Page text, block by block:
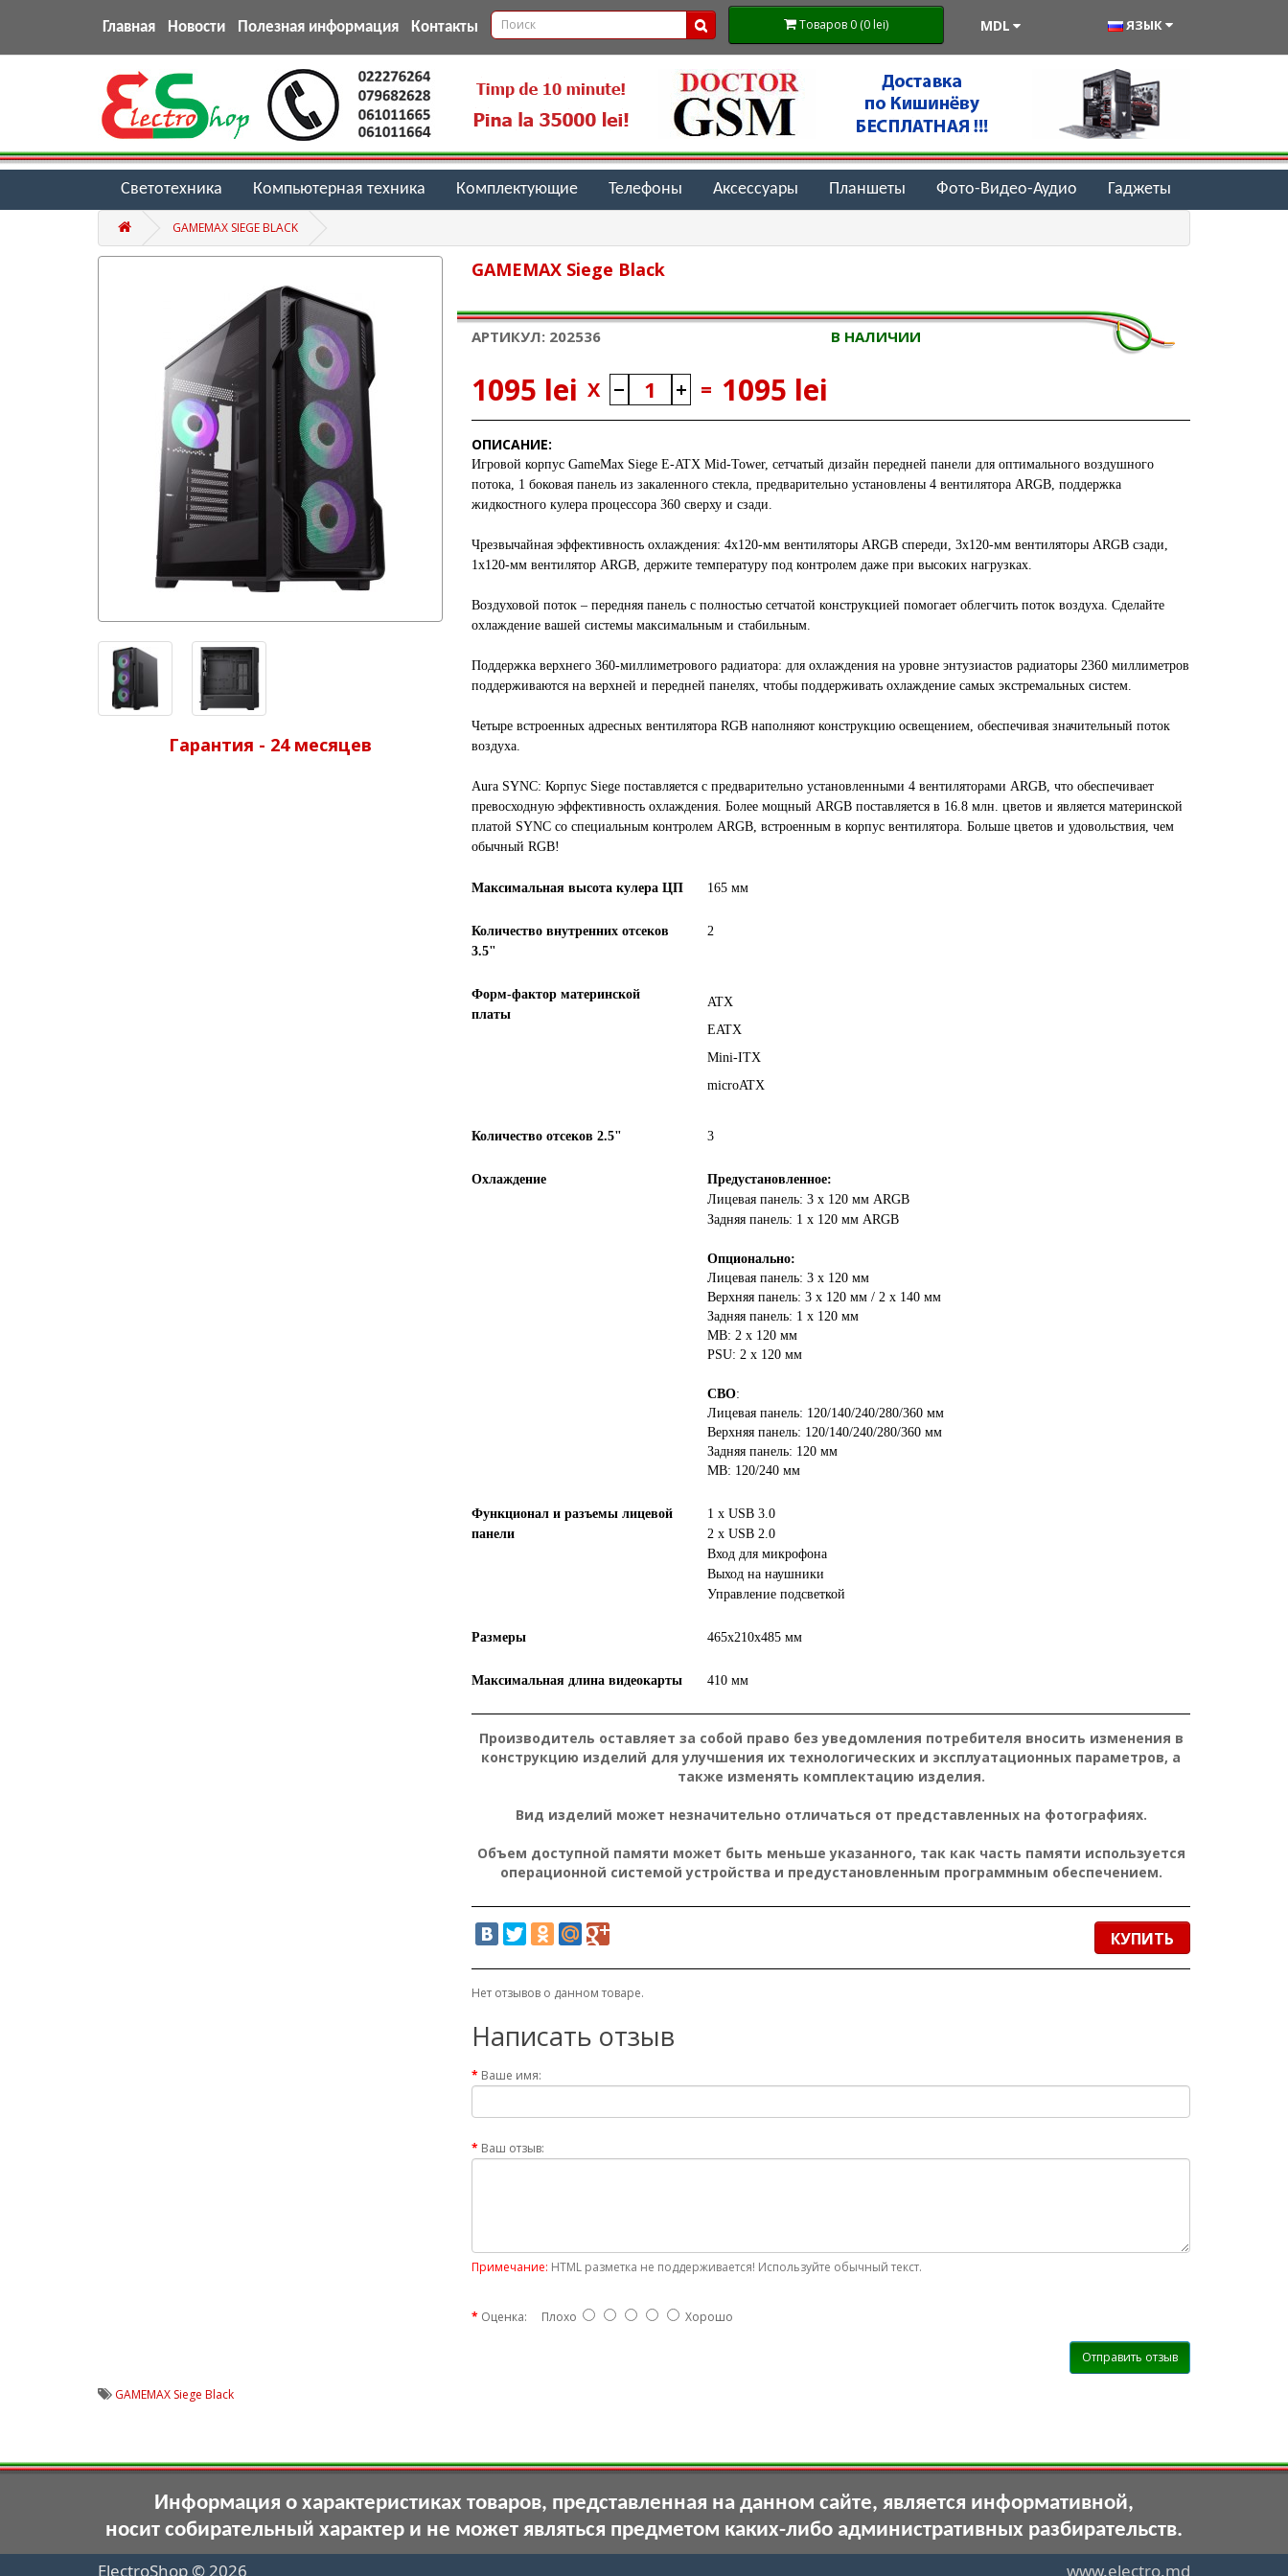
Главная Новости Полезная информация Контакты Товаров 0 (0 lei) MDL ЯЗЫК
Светотехника Компьютерная техника Комплектующие Телефоны Аксессуары Планшеты Фото-Видео-Аудио Гаджеты
GAMEMAX SIEGE BLACK
Гарантия - 24 месяцев
GAMEMAX Siege Black
АРТИКУЛ: 202536 В НАЛИЧИИ
1095 lei X = 1095 lei
ОПИСАНИЕ:
Игровой корпус GameMax Siege E-ATX Mid-Tower, сетчатый дизайн передней панели для оптимального воздушного
потока, 1 боковая панель из закаленного стекла, предварительно установлены 4 вентилятора ARGB, поддержка
жидкостного кулера процессора 360 сверху и сзади.
Чрезвычайная эффективность охлаждения: 4x120-мм вентиляторы ARGB спереди, 3x120-мм вентиляторы ARGB сзади,
1x120-мм вентилятор ARGB, держите температуру под контролем даже при высоких нагрузках.
Воздуховой поток – передняя панель с полностью сетчатой конструкцией помогает облегчить поток воздуха. Сделайте
охлаждение вашей системы максимальным и стабильным.
Поддержка верхнего 360-миллиметрового радиатора: для охлаждения на уровне энтузиастов радиаторы 2360 миллиметров
поддерживаются на верхней и передней панелях, чтобы поддерживать охлаждение самых экстремальных систем.
Четыре встроенных адресных вентилятора RGB наполняют конструкцию освещением, обеспечивая значительный поток
воздуха.
Aura SYNC: Корпус Siege поставляется с предварительно установленными 4 вентиляторами ARGB, что обеспечивает
превосходную эффективность охлаждения. Более мощный ARGB поставляется в 16.8 млн. цветов и является материнской
платой SYNC со специальным контролем ARGB, встроенным в корпус вентилятора. Больше цветов и удовольствия, чем
обычный RGB!
Максимальная высота кулера ЦП 165 мм
Количество внутренних отсеков
3.5"
2
Форм-фактор материнской
платы
ATX
EATX
Mini-ITX
microATX
Количество отсеков 2.5" 3
Охлаждение
Предустановленное:
Лицевая панель: 3 x 120 мм ARGB
Задняя панель: 1 x 120 мм ARGB
Опционально:
Лицевая панель: 3 x 120 мм
Верхняя панель: 3 x 120 мм / 2 x 140 мм
Задняя панель: 1 x 120 мм
MB: 2 x 120 мм
PSU: 2 x 120 мм
СВО:
Лицевая панель: 120/140/240/280/360 мм
Верхняя панель: 120/140/240/280/360 мм
Задняя панель: 120 мм
MB: 120/240 мм
Функционал и разъемы лицевой
панели
1 х USB 3.0
2 х USB 2.0
Вход для микрофона
Выход на наушники
Управление подсветкой
Размеры 465х210х485 мм
Максимальная длина видеокарты 410 мм
Производитель оставляет за собой право без уведомления потребителя вносить изменения в
конструкцию изделий для улучшения их технологических и эксплуатационных параметров, а
также изменять комплектацию изделия.
Вид изделий может незначительно отличаться от представленных на фотографиях.
Объем доступной памяти может быть меньше указанного, так как часть памяти используется
операционной системой устройства и предустановленным программным обеспечением.
КУПИТЬ
Нет отзывов о данном товаре.
Написать отзыв
Ваше имя:
Ваш отзыв:
Примечание: HTML разметка не поддерживается! Используйте обычный текст.
Оценка: Плохо Хорошо
Отправить отзыв
GAMEMAX Siege Black
Информация о характеристиках товаров, представленная на данном сайте, является информативной,
носит собирательный характер и не может являться предметом каких-либо административных разбирательств.
ElectroShop © 2026
www.electro.md